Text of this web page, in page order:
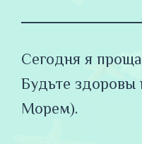
Сегодня я
Будьте здоровы
Морем).